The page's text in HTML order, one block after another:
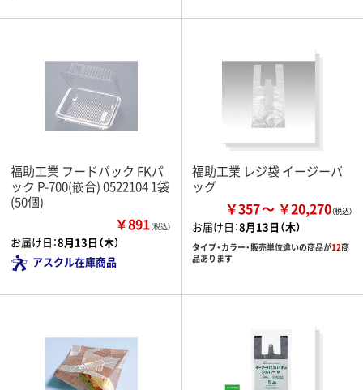
福助工業 フードパック FKパ
ック P-700(嵌合) 0522104 1袋
(50個)
￥891（税込）
お届け日：8月13日（木）
アスクル在庫商品
福助工業 レジ袋 イージーバ
ッグ
￥357 ￥20,270
お届け日：8月13日（木）
タイプ・カラー・販売単位違いの商品が12商
品あります